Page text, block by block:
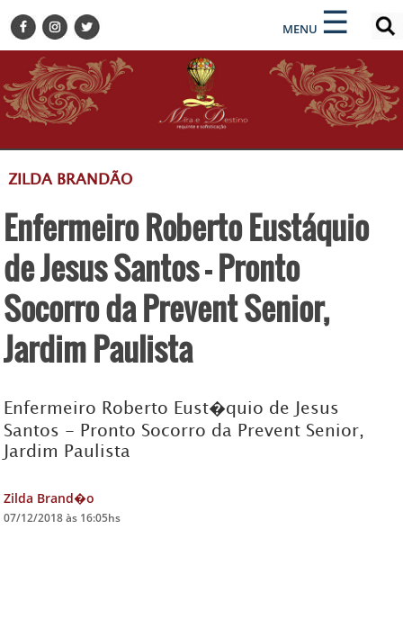
MENU ☰
×
BELEZA
BUSINESS E NEGÓCIOS
CULTURA
DESTINOS
GASTRONOMIA
HOTELARIA
MODA
PETS
SOCIAL
ZILDA BRANDÃO
DICAS DE VIAGEM
×
ENCONTRE SUA NOTÍCIA
ZILDA BRANDÃO
Enfermeiro Roberto Eustáquio
de Jesus Santos - Pronto
Socorro da Prevent Senior,
Jardim Paulista
Enfermeiro Roberto Eust�quio de Jesus
Santos - Pronto Socorro da Prevent Senior,
Jardim Paulista
Zilda Brand�o
07/12/2018 às 16:05hs